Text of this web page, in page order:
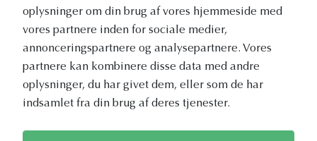
oplysninger om din brug af vores hjemmeside med
vores partnere inden for sociale medier,
annonceringspartnere og analysepartnere. Vores
partnere kan kombinere disse data med andre
oplysninger, du har givet dem, eller som de har
indsamlet fra din brug af deres tjenester.
Vetapotek.dk er en del af
Evidensia
Dyresundhedspleje